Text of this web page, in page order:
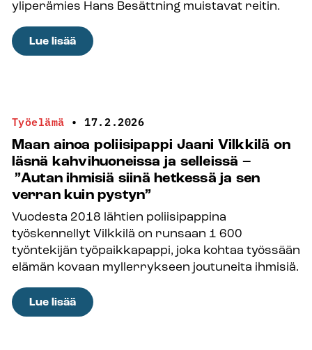
päätös Elina
Vanhatalolle
yliperämies Hans Besättning muistavat reitin.
Lue lisää:
Aavan
on
Ruotsi,
jossa
palvelee
useampikin
Suomessa
alun
perin
työskennellyt
pappi
Työelämä • 17.2.2026
Maan ainoa poliisipappi Jaani Vilkkilä on
läsnä kahvihuoneissa ja selleissä –
”Autan ihmisiä siinä hetkessä ja sen
verran kuin pystyn”
Vuodesta 2018 lähtien poliisipappina
työskennellyt Vilkkilä on runsaan 1 600
työntekijän työpaikkapappi, joka kohtaa työssään
elämän kovaan myllerrykseen joutuneita ihmisiä.
Lue lisää:
Maan